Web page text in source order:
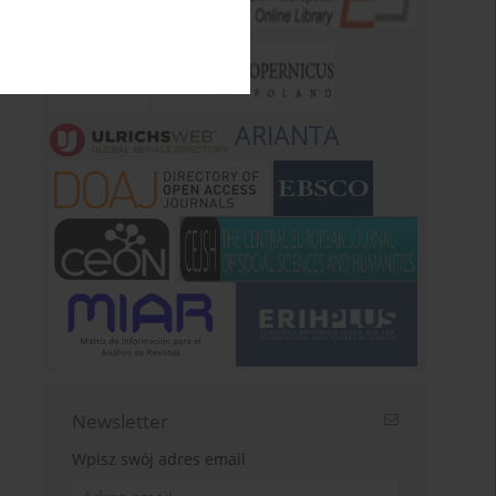
ARIANTA
Newsletter
Wpisz swój adres email